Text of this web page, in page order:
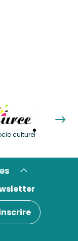
culturel